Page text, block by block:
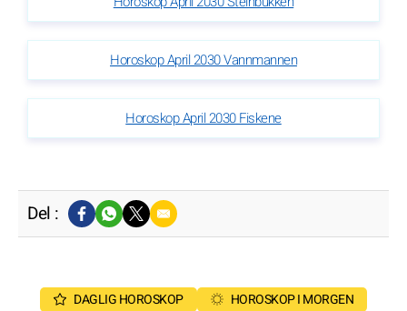
Horoskop April 2030 Vannmannen
Horoskop April 2030 Fiskene
Del :
DAGLIG HOROSKOP
HOROSKOP I MORGEN